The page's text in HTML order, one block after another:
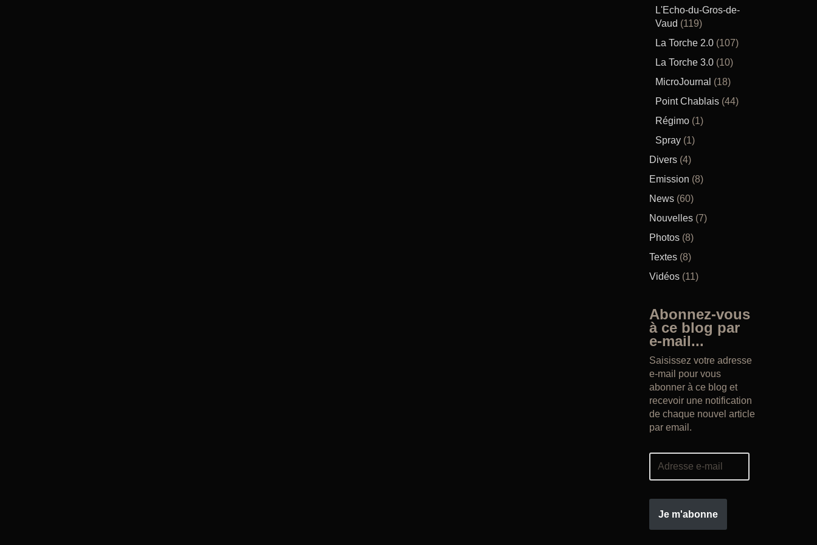
L'Echo-du-Gros-de-
Vaud (119)
La Torche 2.0 (107)
La Torche 3.0 (10)
MicroJournal (18)
Point Chablais (44)
Régimo (1)
Spray (1)
Divers (4)
Emission (8)
News (60)
Nouvelles (7)
Photos (8)
Textes (8)
Vidéos (11)
Abonnez-vous
à ce blog par
e-mail...
Saisissez votre adresse
e-mail pour vous
abonner à ce blog et
recevoir une notification
de chaque nouvel article
par email.
Je m'abonne